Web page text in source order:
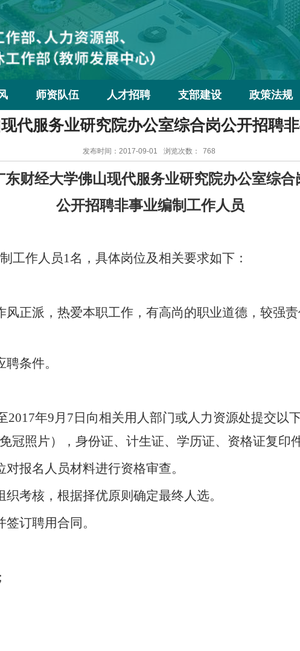
师资队伍 人才招聘 支部建设 政策法规
代服务业研究院办公室综合岗公开招聘
发布时间：2017-09-01 浏览次数： 768
东财经大学佛山现代服务业研究院办公室综合
公开招聘非事业编制工作人员
工作人员1名，具体岗位及相关要求如下：
风正派，热爱本职工作，有高尚的职业道德，较强
条件。
2017年9月7日向相关用人部门或人力资源处提交以
冠照片），身份证、计生证、学历证、资格证复印
报名人员材料进行资格审查。
考核，根据择优原则确定最终人选。
订聘用合同。